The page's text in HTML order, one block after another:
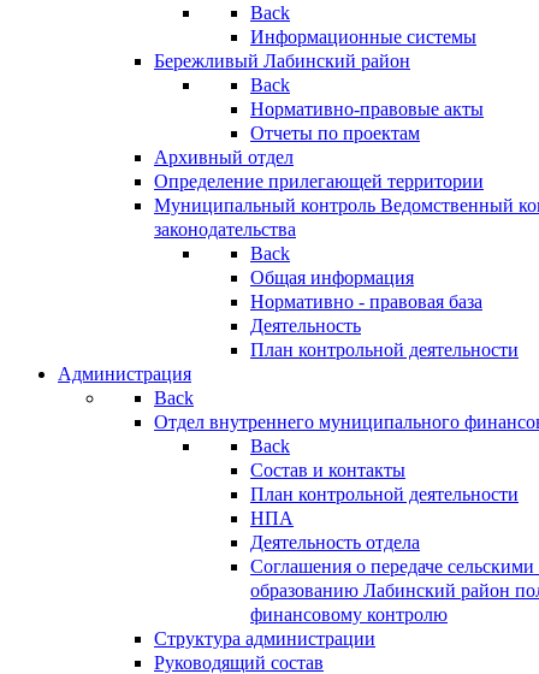
Back
Информационные системы
Бережливый Лабинский район
Back
Нормативно-правовые акты
Отчеты по проектам
Архивный отдел
Определение прилегающей территории
Муниципальный контроль Ведомственный
законодательства
Back
Общая информация
Нормативно - правовая база
Деятельность
План контрольной деятельности
Администрация
Back
Отдел внутреннего муниципального
Back
Состав и контакты
План контрольной деятельности
НПА
Деятельность отдела
Соглашения о передаче
образованию Лабинский район
финансовому контролю
Структура администрации
Руководящий состав